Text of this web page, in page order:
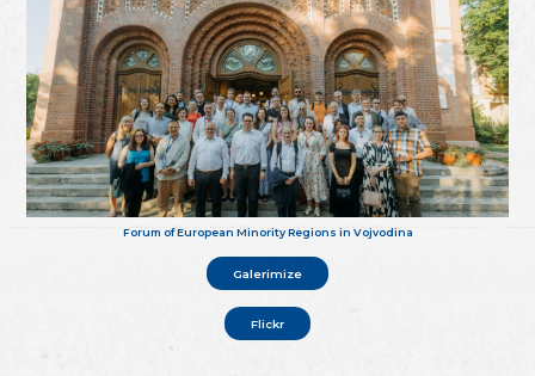
Forum of European Minority Regions in Vojvodina
Galerimize
Flickr